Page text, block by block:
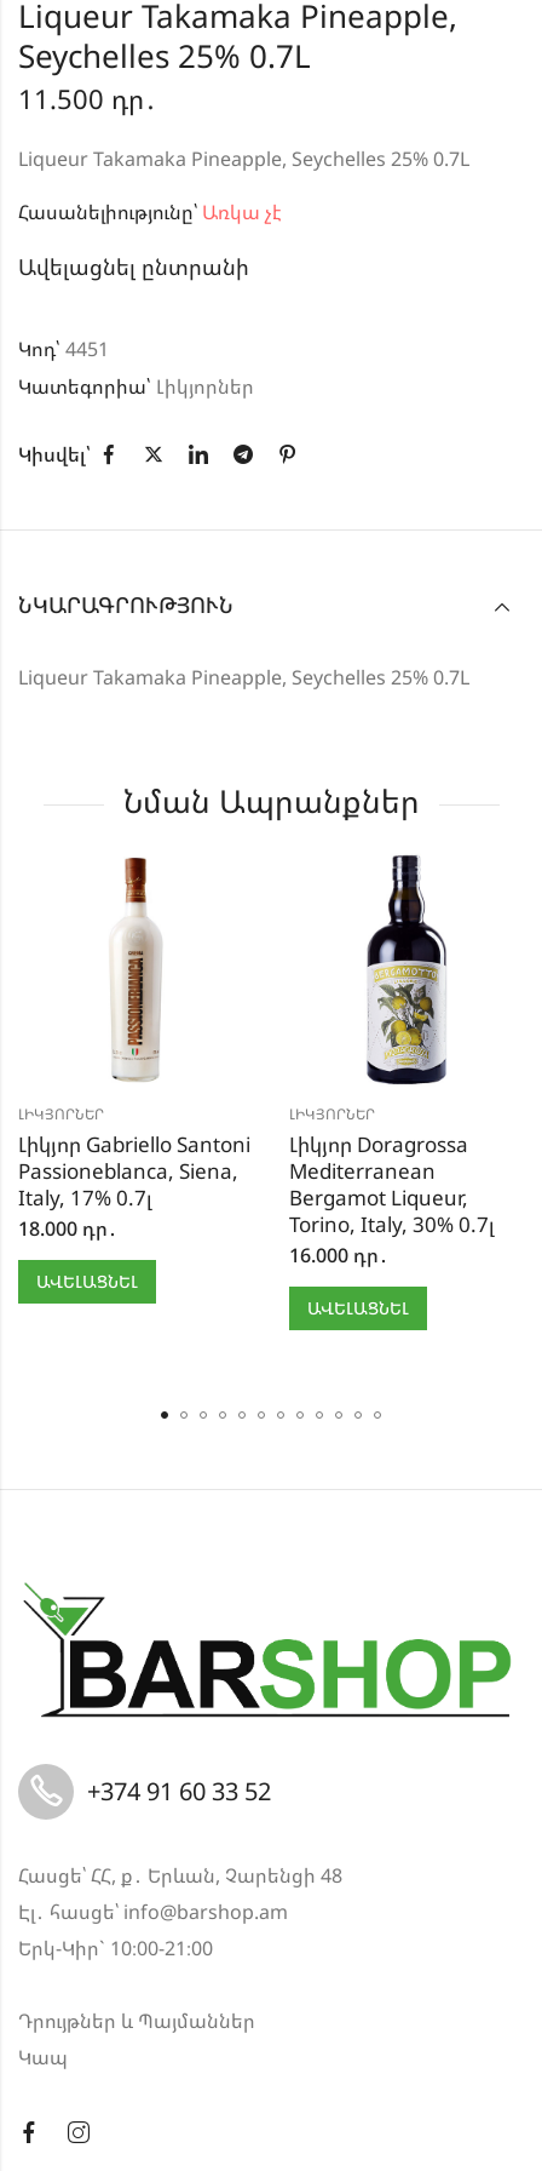
Liqueur Takamaka Pineapple,
Seychelles 25% 0.7L
11.500 դր․
Liqueur Takamaka Pineapple, Seychelles 25% 0.7L
Հասանելիությունը՝ Առկա չէ
Ավելացնել ընտրանի
Կոդ՝ 4451
Կատեգորիա՝ Լիկյորներ
Կիսվել՝
ՆԿԱՐԱԳՐՈՒԹՅՈՒՆ
Liqueur Takamaka Pineapple, Seychelles 25% 0.7L
Նման Ապրանքներ
ԼԻԿՅՈՐՆԵՐ
Լիկյոր Gabriello Santoni
Passioneblanca, Siena,
Italy, 17% 0.7լ
18.000 դր․
ԱՎԵԼԱՑՆԵԼ
ԼԻԿՅՈՐՆԵՐ
Լիկյոր Doragrossa
Mediterranean
Bergamot Liqueur,
Torino, Italy, 30% 0.7լ
16.000 դր․
ԱՎԵԼԱՑՆԵԼ
+374 91 60 33 52
Հասցե՝ ՀՀ, ք․ Երևան, Չարենցի 48
Էլ․ հասցե՝ info@barshop.am
Երկ-Կիր` 10։00-21։00
Դրույթներ և Պայմաններ
Կապ